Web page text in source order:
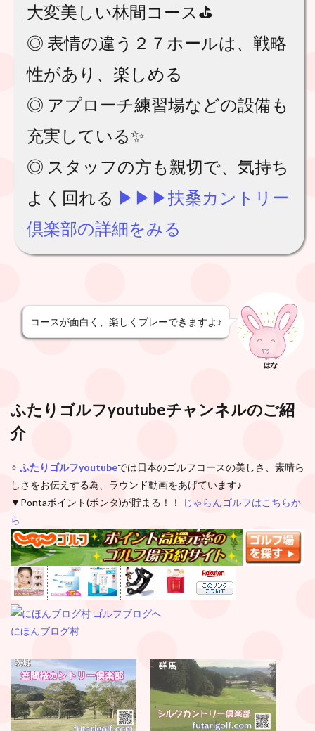
大変美しい林間コース⛳️
◎ 表情の違う２７ホールは、戦略
性があり、楽しめる
◎ アプローチ練習場などの設備も
充実している✨
◎ スタッフの方も親切で、気持ち
よく回れる ▶︎▶︎▶︎扶桑カントリー
倶楽部の詳細をみる
コースが面白く、楽しくプレーできますよ♪
はな
ふたりゴルフyoutubeチャンネルのご紹
介
⭐️ ふたりゴルフyoutubeでは日本のゴルフコースの美しさ、素晴ら
しさをお伝えする為、ラウンド動画をあげています♪
▼Pontaポイント(ポンタ)が貯まる！！
じゃらんゴルフはこちらか
ら
にほんブログ村